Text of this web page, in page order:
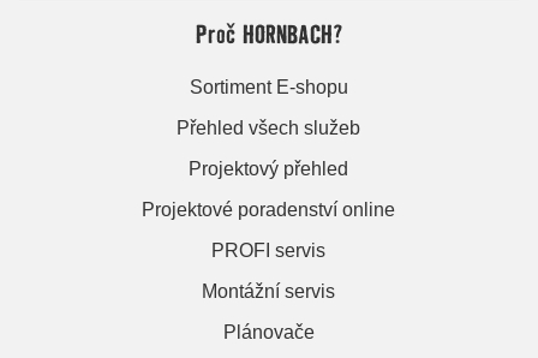
Proč HORNBACH?
Sortiment E-shopu
Přehled všech služeb
Projektový přehled
Projektové poradenství online
PROFI servis
Montážní servis
Plánovače